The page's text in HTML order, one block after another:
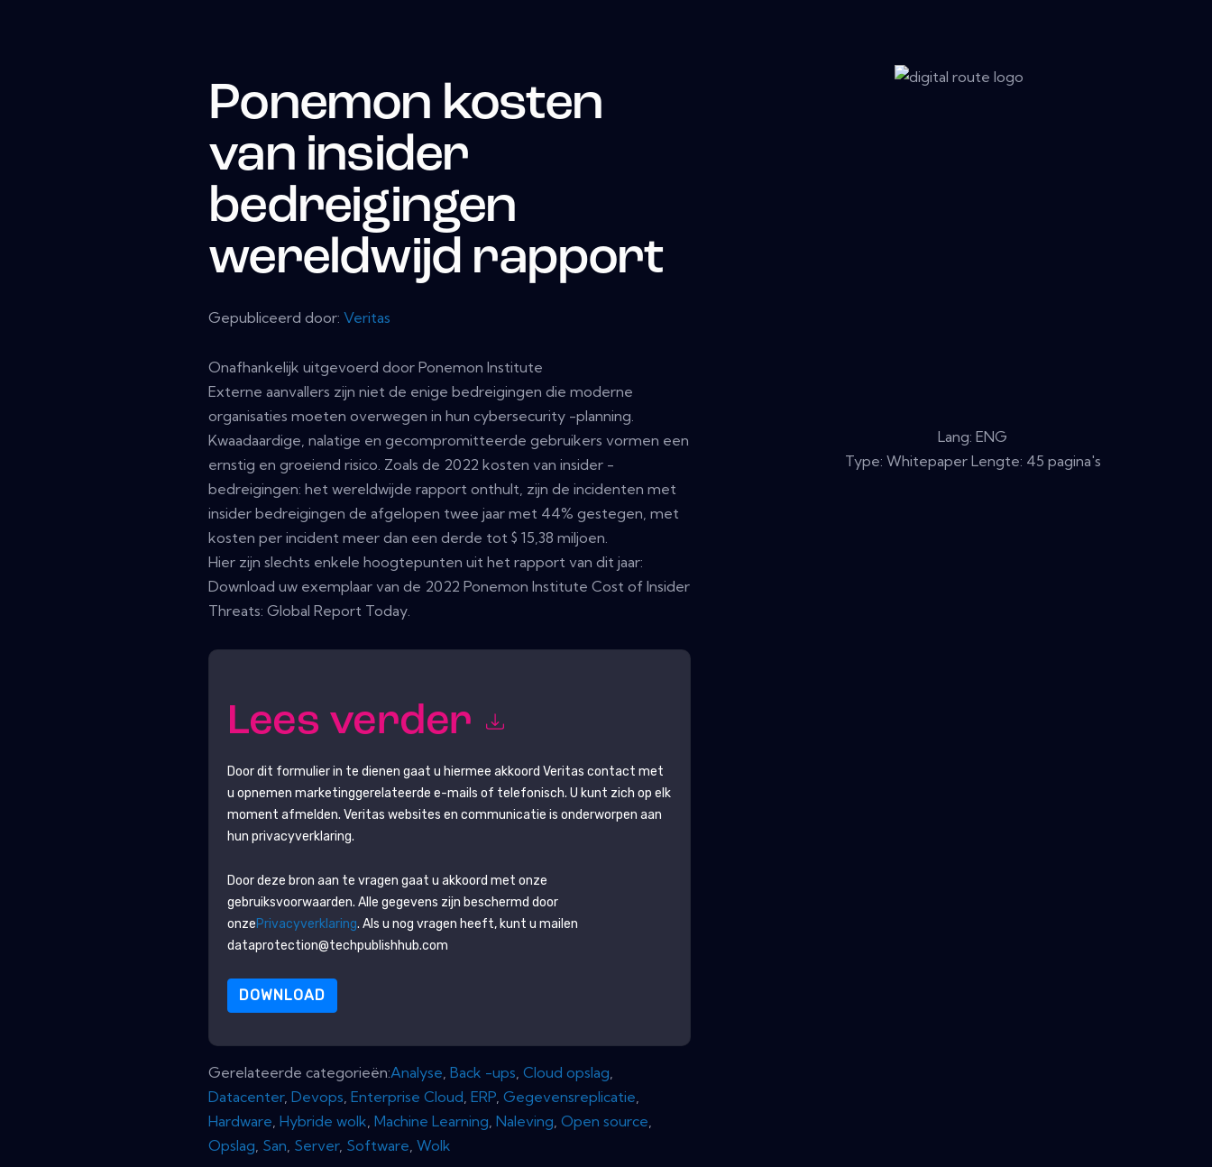
Ponemon kosten
van insider
bedreigingen
wereldwijd rapport
Gepubliceerd door:Veritas
Onafhankelijk uitgevoerd door Ponemon Institute
Externe aanvallers zijn niet de enige bedreigingen die moderne
organisaties moeten overwegen in hun cybersecurity -planning.
Kwaadaardige, nalatige en gecompromitteerde gebruikers vormen een
ernstig en groeiend risico. Zoals de 2022 kosten van insider -
bedreigingen: het wereldwijde rapport onthult, zijn de incidenten met
insider bedreigingen de afgelopen twee jaar met 44% gestegen, met
kosten per incident meer dan een derde tot $ 15,38 miljoen.
Hier zijn slechts enkele hoogtepunten uit het rapport van dit jaar:
Download uw exemplaar van de 2022 Ponemon Institute Cost of Insider
Threats: Global Report Today.
Lees verder
Door dit formulier in te dienen gaat u hiermee akkoordVeritas contact met
u opnemen marketinggerelateerde e-mails of telefonisch. U kunt zich op elk
moment afmelden.Veritas websites en communicatie is onderworpen aan
hun privacyverklaring.
Door deze bron aan te vragen gaat u akkoord met onze
gebruiksvoorwaarden. Alle gegevens zijn beschermd door
onzePrivacyverklaring. Als u nog vragen heeft, kunt u mailen
dataprotection@techpublishhub.com
DOWNLOAD
Gerelateerde categorieën:Analyse,Back -ups,Cloud opslag,
Datacenter,Devops,Enterprise Cloud,ERP,Gegevensreplicatie,
Hardware,Hybride wolk,Machine Learning,Naleving,Open source,
Opslag, San, Server, Software,Wolk
Lang: ENG
Type: Whitepaper Lengte: 45 pagina's